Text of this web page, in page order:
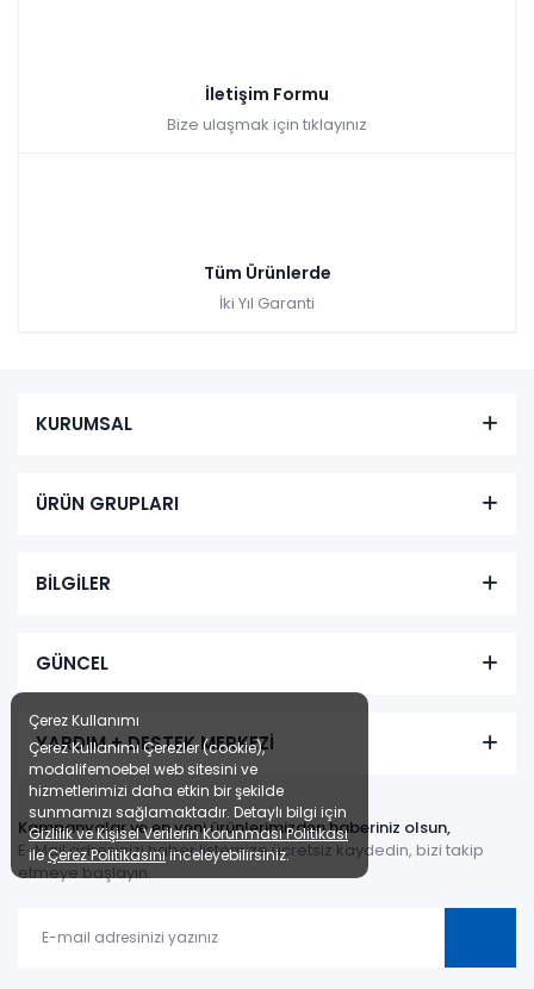
İletişim Formu
Bize ulaşmak için tıklayınız
Tüm Ürünlerde
İki Yıl Garanti
KURUMSAL
ÜRÜN GRUPLARI
BİLGİLER
GÜNCEL
YARDIM + DESTEK MERKEZİ
Kampanyalar ve en yeni ürünlerimizden haberiniz olsun,
E-Mail adresinizi haber listemize ücretsiz kaydedin, bizi takip
etmeye başlayın.
Çerez Kullanımı
Çerez Kullanımı Çerezler (cookie),
modalifemoebel web sitesini ve
hizmetlerimizi daha etkin bir şekilde
sunmamızı sağlamaktadır. Detaylı bilgi için
Gizlilik ve Kişisel Verilerin Korunması Politikası
ileÇerez Politikasınıinceleyebilirsiniz.